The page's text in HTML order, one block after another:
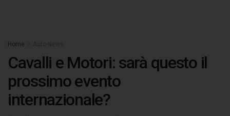
Home
Cavalli e Motori: sarà questo il
prossimo evento
internazionale?